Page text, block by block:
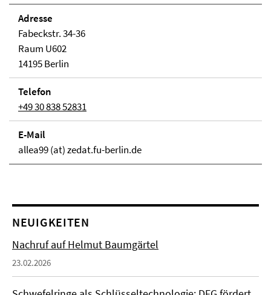
Adresse
Fabeckstr. 34-36
Raum U602
14195 Berlin
Telefon
+49 30 838 52831
E-Mail
allea99 (at) zedat.fu-berlin.de
NEUIGKEITEN
Nachruf auf Helmut Baumgärtel
23.02.2026